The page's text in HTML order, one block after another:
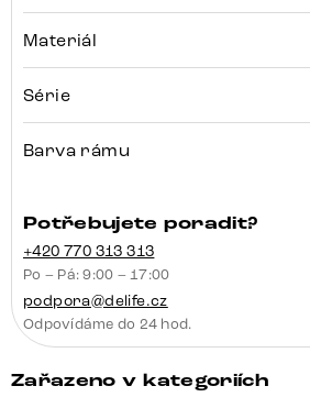
Materiál
Série
Barva rámu
Potřebujete poradit?
+420 770 313 313
Po – Pá: 9:00 – 17:00
podpora@delife.cz
Odpovídáme do 24 hod.
Zařazeno v kategoriích